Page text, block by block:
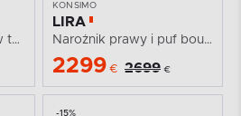
Narożnik prawy i puf w tkaninie boucle biały
KONSIMO
LIRA
Narożnik prawy i puf boucle ciemny szary
2299 € 2699 €
-15%